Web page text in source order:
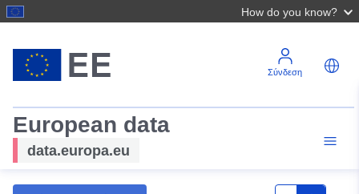
How do you know?
Σύνδεση
European data
data.europa.eu